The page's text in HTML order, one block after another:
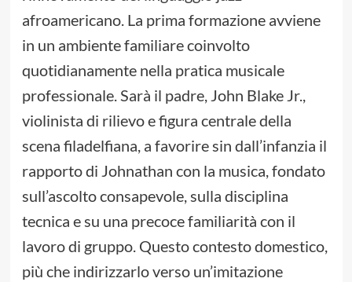
afroamericano. La prima formazione avviene
in un ambiente familiare coinvolto
quotidianamente nella pratica musicale
professionale. Sarà il padre, John Blake Jr.,
violinista di rilievo e figura centrale della
scena filadelfiana, a favorire sin dall’infanzia il
rapporto di Johnathan con la musica, fondato
sull’ascolto consapevole, sulla disciplina
tecnica e su una precoce familiarità con il
lavoro di gruppo. Questo contesto domestico,
più che indirizzarlo verso un’imitazione